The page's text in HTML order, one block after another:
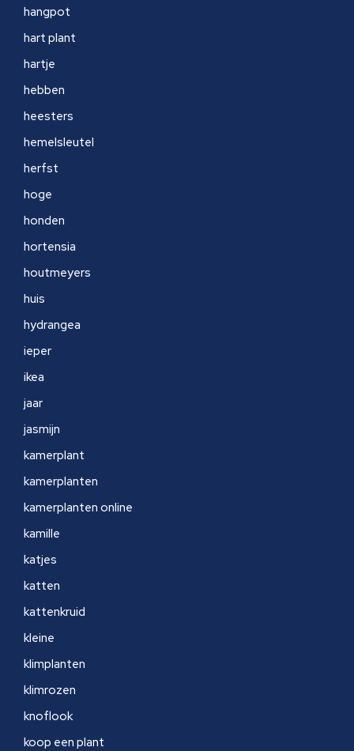
hangpot
hart plant
hartje
hebben
heesters
hemelsleutel
herfst
hoge
honden
hortensia
houtmeyers
huis
hydrangea
ieper
ikea
jaar
jasmijn
kamerplant
kamerplanten
kamerplanten online
kamille
katjes
katten
kattenkruid
kleine
klimplanten
klimrozen
knoflook
koop een plant